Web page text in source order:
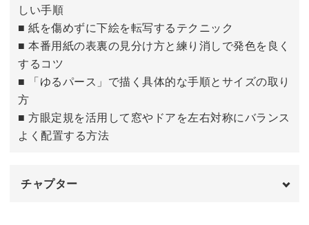
しい手順
■ 紙を傷めずに下絵を転写するテクニック
■ 本番用紙の表裏の見分け方と練り消しで発色を良く
するコツ
■ 「ゆるパース」で描く具体的な手順とサイズの取り
方
■ 方眼定規を活用して窓やドアを左右対称にバランス
よく配置する方法
チャプター